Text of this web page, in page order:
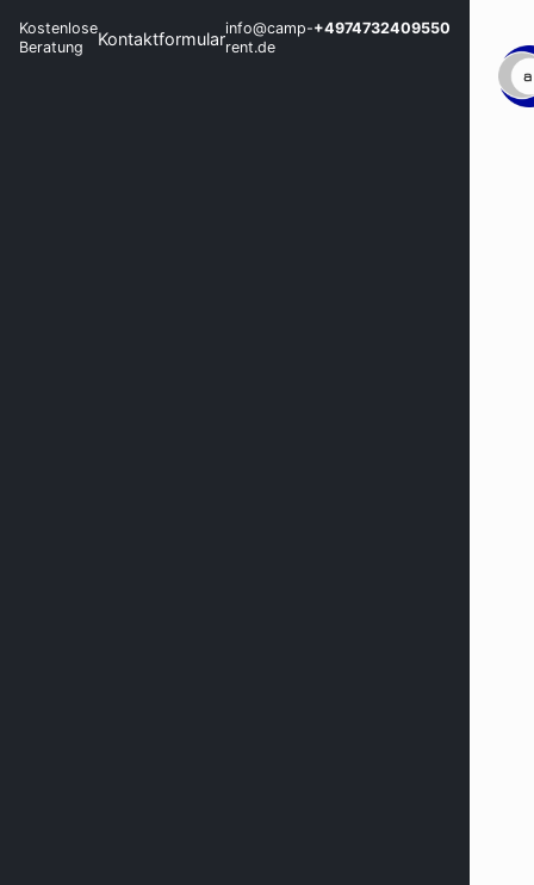
Kostenlose
Beratung
Kontaktformularinfo@camp-
rent.de
+4974732409550